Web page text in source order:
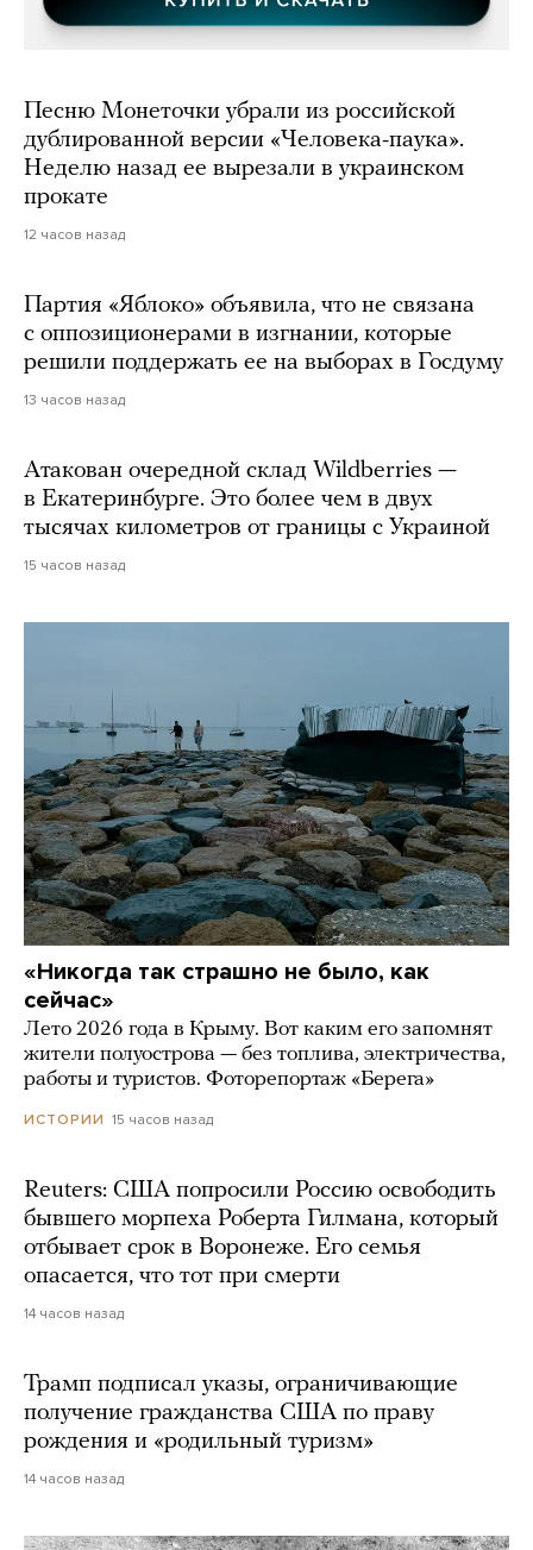
Песню Монеточки убрали из российской
дублированной версии «Человека-паука».
Неделю назад ее вырезали в украинском
прокате
12 часов назад
Партия «Яблоко» объявила, что не связана
с оппозиционерами в изгнании, которые
решили поддержать ее на выборах в Госдуму
13 часов назад
Атакован очередной склад Wildberries —
в Екатеринбурге. Это более чем в двух
тысячах километров от границы с Украиной
15 часов назад
«Никогда так страшно не было, как
сейчас»
Лето 2026 года в Крыму. Вот каким его запомнят
жители полуострова — без топлива, электричества,
работы и туристов. Фоторепортаж «Берега»
ИСТОРИИ 15 часов назад
Reuters: США попросили Россию освободить
бывшего морпеха Роберта Гилмана, который
отбывает срок в Воронеже. Его семья
опасается, что тот при смерти
14 часов назад
Трамп подписал указы, ограничивающие
получение гражданства США по праву
рождения и «родильный туризм»
14 часов назад